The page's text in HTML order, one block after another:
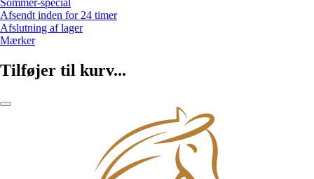
Sommer-special
Afsendt inden for 24 timer
Afslutning af lager
Mærker
Tilføjer til kurv...